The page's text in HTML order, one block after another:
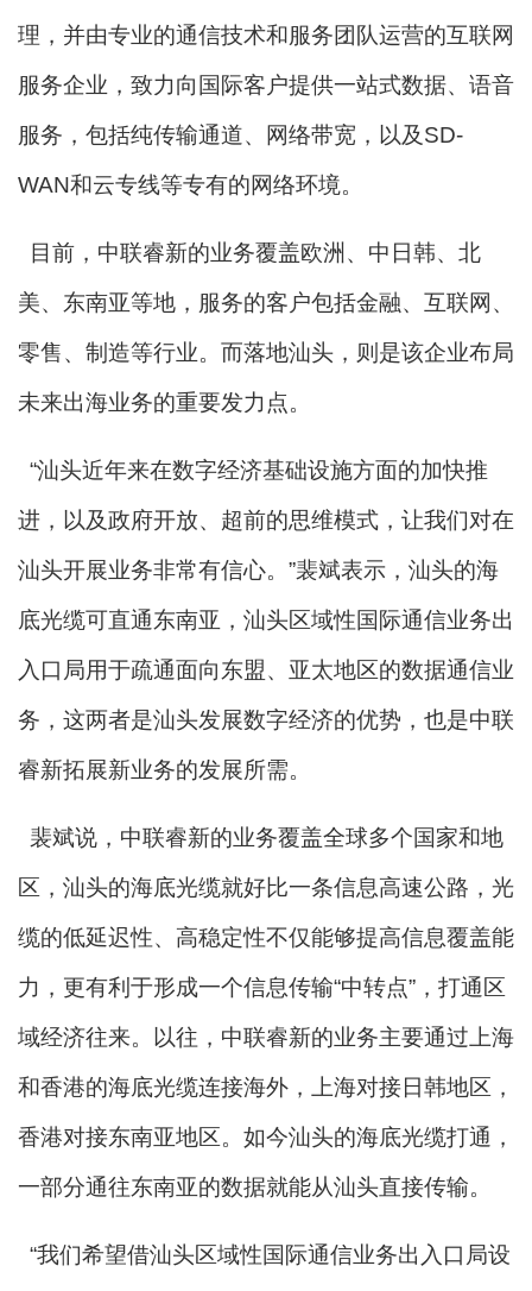
理，并由专业的通信技术和服务团队运营的互联网
服务企业，致力向国际客户提供一站式数据、语音
服务，包括纯传输通道、网络带宽，以及SD-
WAN和云专线等专有的网络环境。
目前，中联睿新的业务覆盖欧洲、中日韩、北
美、东南亚等地，服务的客户包括金融、互联网、
零售、制造等行业。而落地汕头，则是该企业布局
未来出海业务的重要发力点。
“汕头近年来在数字经济基础设施方面的加快推
进，以及政府开放、超前的思维模式，让我们对在
汕头开展业务非常有信心。”裴斌表示，汕头的海
底光缆可直通东南亚，汕头区域性国际通信业务出
入口局用于疏通面向东盟、亚太地区的数据通信业
务，这两者是汕头发展数字经济的优势，也是中联
睿新拓展新业务的发展所需。
裴斌说，中联睿新的业务覆盖全球多个国家和地
区，汕头的海底光缆就好比一条信息高速公路，光
缆的低延迟性、高稳定性不仅能够提高信息覆盖能
力，更有利于形成一个信息传输“中转点”，打通区
域经济往来。以往，中联睿新的业务主要通过上海
和香港的海底光缆连接海外，上海对接日韩地区，
香港对接东南亚地区。如今汕头的海底光缆打通，
一部分通往东南亚的数据就能从汕头直接传输。
“我们希望借汕头区域性国际通信业务出入口局设